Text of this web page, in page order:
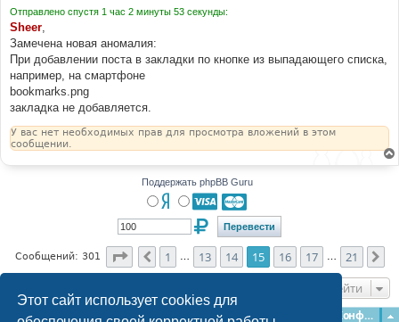
Этот сайт использует cookies для
.postbookmark-icon-delete:hover
Отправлено спустя 1 час 2 минуты 53 секунды:
Sheer
Замечена новая аномалия:
При добавлении поста в закладки по кнопке из выпадающего списка,
например, на смартфоне
bookmarks.png
закладка не добавляется.
У вас нет необходимых прав для просмотра вложений в этом
сообщении.
Поддержать phpBB Guru
Сообщений: 301 Страница15 из 21
Пред.
1 … 13 14 15 16 17 … 21
Перейти
Главная Форумы Конфиденциальность
Наша команда